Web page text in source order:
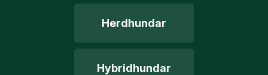
Herdhundar
Hybridhundar